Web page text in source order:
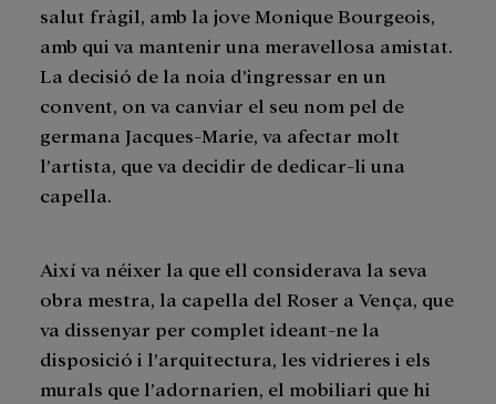
salut fràgil, amb la jove Monique Bourgeois,
amb qui va mantenir una meravellosa amistat.
La decisió de la noia d’ingressar en un
convent, on va canviar el seu nom pel de
germana Jacques-Marie, va afectar molt
l’artista, que va decidir de dedicar-li una
capella.
Així va néixer la que ell considerava la seva
obra mestra, la capella del Roser a Vença, que
va dissenyar per complet ideant-ne la
disposició i l’arquitectura, les vidrieres i els
murals que l’adornarien, el mobiliari que hi